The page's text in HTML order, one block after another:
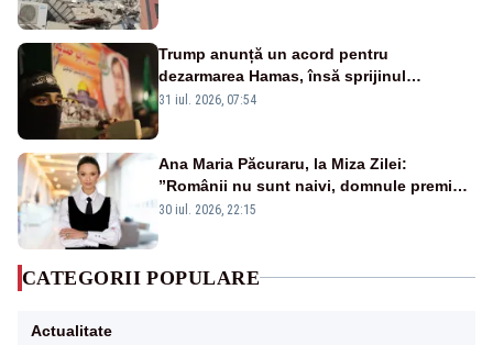
Trump anunță un acord pentru
dezarmarea Hamas, însă sprijinul
Israelului rămâne incert
31 iul. 2026, 07:54
Ana Maria Păcuraru, la Miza Zilei:
”Românii nu sunt naivi, domnule premier
Bolojan”
30 iul. 2026, 22:15
CATEGORII POPULARE
Actualitate